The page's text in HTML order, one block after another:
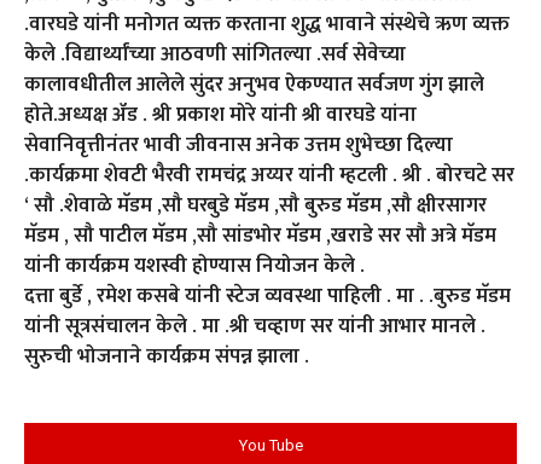
.वारघडे यांनी मनोगत व्यक्त करताना शुद्ध भावाने संस्थेचे ऋण व्यक्त
केले .विद्यार्थ्यांच्या आठवणी सांगितल्या .सर्व सेवेच्या
कालावधीतील आलेले सुंदर अनुभव ऐकण्यात सर्वजण गुंग झाले
होते.अध्यक्ष ॲड . श्री प्रकाश मोरे यांनी श्री वारघडे यांना
सेवानिवृत्तीनंतर भावी जीवनास अनेक उत्तम शुभेच्छा दिल्या
.कार्यक्रमा शेवटी भैरवी रामचंद्र अय्यर यांनी म्हटली . श्री . बोरचटे सर
‘ सौ .शेवाळे मॅडम ,सौ घरबुडे मॅडम ,सौ बुरुड मॅडम ,सौ क्षीरसागर
मॅडम , सौ पाटील मॅडम ,सौ सांडभोर मॅडम ,खराडे सर सौ अत्रे मॅडम
यांनी कार्यक्रम यशस्वी होण्यास नियोजन केले .
दत्ता बुर्डे , रमेश कसबे यांनी स्टेज व्यवस्था पाहिली . मा . .बुरुड मॅडम
यांनी सूत्रसंचालन केले . मा .श्री चव्हाण सर यांनी आभार मानले .
सुरुची भोजनाने कार्यक्रम संपन्न झाला .
You Tube